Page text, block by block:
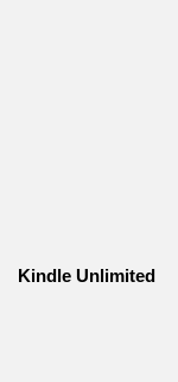
Kindle Unlimited